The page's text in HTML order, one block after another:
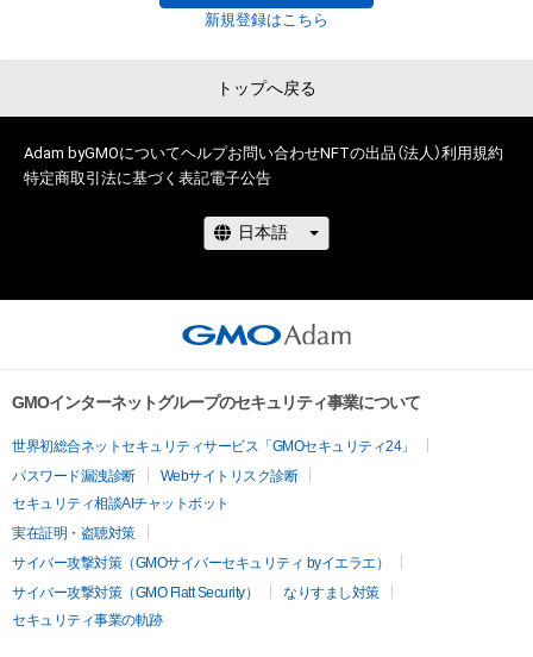
# 609/1000
新規登録はこちら
トップへ戻る
Adam byGMOについてヘルプお問い合わせNFTの出品（法人）利用規約
特定商取引法に基づく表記電子公告
GMOインターネットグループのセキュリティ事業について
世界初総合ネットセキュリティサービス「GMOセキュリティ24」
パスワード漏洩診断
Webサイトリスク診断
セキュリティ相談AIチャットボット
実在証明・盗聴対策
サイバー攻撃対策（GMOサイバーセキュリティ byイエラエ）
サイバー攻撃対策（GMO Flatt Security）
なりすまし対策
セキュリティ事業の軌跡